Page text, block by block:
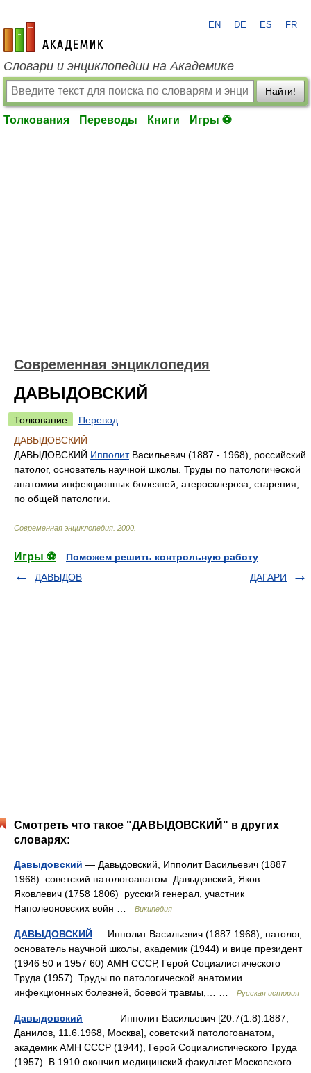
academic.ru
EN DE ES FR
Словари и энциклопедии на Академике
Найти!
Толкования Переводы Книги Игры ⚽
Современная энциклопедия
ДАВЫДОВСКИЙ
Толкование
Перевод
ДАВЫДОВСКИЙ
ДАВЫДОВСКИЙ ИпполитВасильевич (1887 - 1968), российский
патолог, основатель научной школы. Труды по патологической
анатомии инфекционных болезней, атеросклероза, старения,
по общей патологии.
Современная энциклопедия 2000
Игры ⚽
Поможем решить контрольную работу
ДАВЫДОВ
ДАГАРИ
Смотреть что такое "ДАВЫДОВСКИЙ" в других
словарях:
Давыдовский — Давыдовский, Ипполит Васильевич (1887
1968) советский патологоанатом. Давыдовский, Яков
Яковлевич (1758 1806) русский генерал, участник
Наполеоновских войн …
Википедия
ДАВЫДОВСКИЙ — Ипполит Васильевич (1887 1968), патолог,
основатель научной школы, академик (1944) и вице президент
(1946 50 и 1957 60) АМН СССР, Герой Социалистического
Труда (1957). Труды по патологической анатомии
инфекционных болезней, боевой травмы,… …
Русская история
Давыдовский — Ипполит Васильевич [20.7(1.8).1887,
Данилов, 11.6.1968, Москва], советский патологоанатом,
академик АМН СССР (1944), Герой Социалистического Труда
(1957). В 1910 окончил медицинский факультет Московского